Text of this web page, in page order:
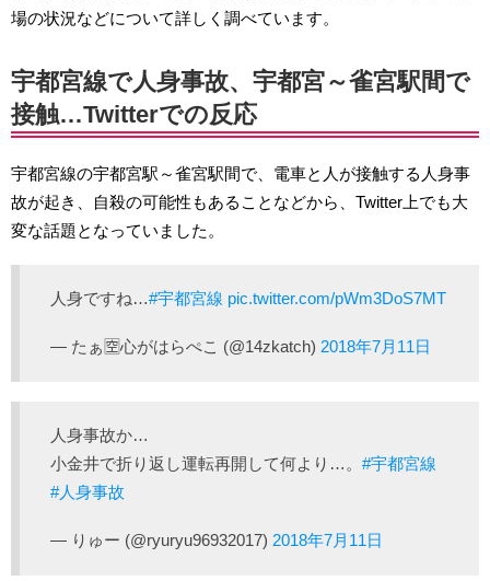
場の状況などについて詳しく調べています。
宇都宮線で人身事故、宇都宮～雀宮駅間で
接触…Twitterでの反応
宇都宮線の宇都宮駅～雀宮駅間で、電車と人が接触する人身事
故が起き、自殺の可能性もあることなどから、Twitter上でも大
変な話題となっていました。
人身ですね…#宇都宮線 pic.twitter.com/pWm3DoS7MT
— たぁ🈳心がはらぺこ (@14zkatch) 2018年7月11日
人身事故か…
小金井で折り返し運転再開して何より…。 #宇都宮線
#人身事故
— りゅー (@ryuryu96932017) 2018年7月11日